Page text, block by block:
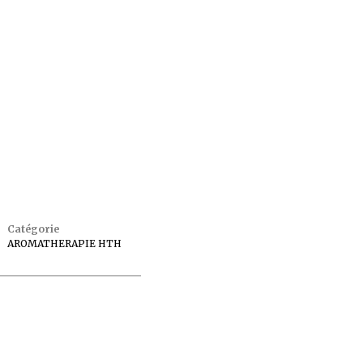
Catégorie
AROMATHERAPIE HTH